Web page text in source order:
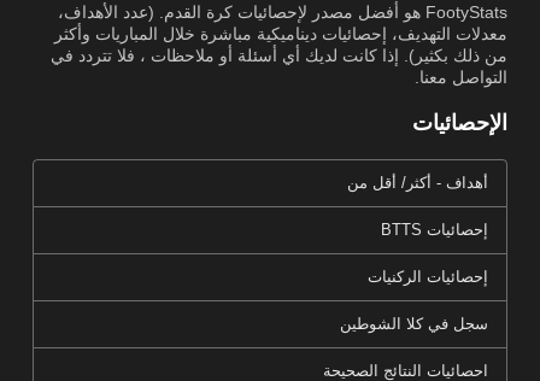
FootyStats هو أفضل مصدر لإحصائيات كرة القدم. (عدد الأهداف،
معدلات التهديف، إحصائيات ديناميكية مباشرة خلال المباريات وأكثر
من ذلك بكثير). إذا كانت لديك أي أسئلة أو ملاحظات ، فلا تتردد في
التواصل معنا.
الإحصائيات
أهداف - أكثر/ أقل من
إحصائيات BTTS
إحصائيات الركنيات
سجل في كلا الشوطين
احصائيات النتائج الصحيحة